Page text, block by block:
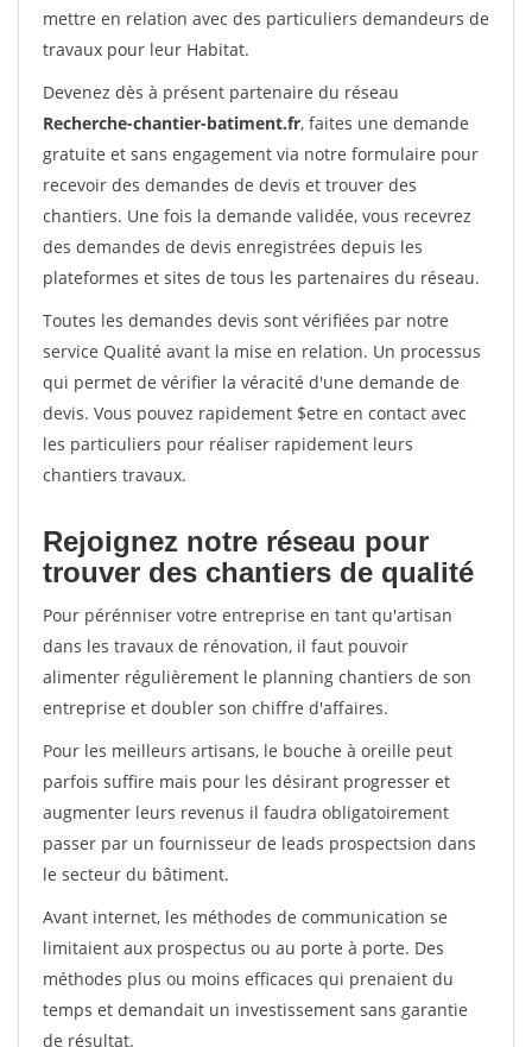
mettre en relation avec des particuliers demandeurs de
travaux pour leur Habitat.
Devenez dès à présent partenaire du réseau
Recherche-chantier-batiment.fr, faites une demande
gratuite et sans engagement via notre formulaire pour
recevoir des demandes de devis et trouver des
chantiers. Une fois la demande validée, vous recevrez
des demandes de devis enregistrées depuis les
plateformes et sites de tous les partenaires du réseau.
Toutes les demandes devis sont vérifiées par notre
service Qualité avant la mise en relation. Un processus
qui permet de vérifier la véracité d'une demande de
devis. Vous pouvez rapidement $etre en contact avec
les particuliers pour réaliser rapidement leurs
chantiers travaux.
Rejoignez notre réseau pour
trouver des chantiers de qualité
Pour pérénniser votre entreprise en tant qu'artisan
dans les travaux de rénovation, il faut pouvoir
alimenter régulièrement le planning chantiers de son
entreprise et doubler son chiffre d'affaires.
Pour les meilleurs artisans, le bouche à oreille peut
parfois suffire mais pour les désirant progresser et
augmenter leurs revenus il faudra obligatoirement
passer par un fournisseur de leads prospectsion dans
le secteur du bâtiment.
Avant internet, les méthodes de communication se
limitaient aux prospectus ou au porte à porte. Des
méthodes plus ou moins efficaces qui prenaient du
temps et demandait un investissement sans garantie
de résultat.